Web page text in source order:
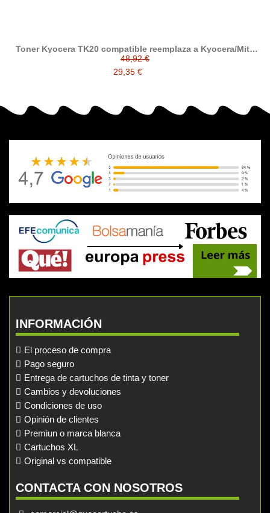
Toner Kyocera TK20 compatible reemplaza a Kyocera/Mita
TK-20H
48,92 €
29,35 €
INFORMACIÓN
El proceso de compra
Pago seguro
Entrega de cartuchos de tinta y toner
Cambios y devoluciones
Condiciones de uso
Opinión de clientes
Premiun o marca blanca
Cartuchos XL
Original vs compatible
CONTACTA CON NOSOTROS